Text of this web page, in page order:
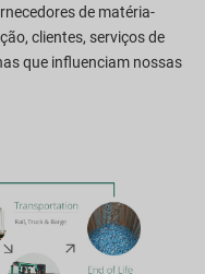
de matéria-
clientes, serviços de
que influenciam nossas